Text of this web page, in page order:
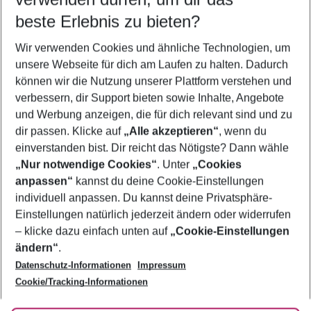
5-8 Nächte
2 Erwachsene Keine Kinder
Mehr Filter anzeigen
Footer
Footer navigation
Über uns
AGB
Bestpreisgarantie
Cookie-Einstellungen ändern
Cookie-Richtlinie
Agenturbetreuung
Barrierefreies Reisen
Folge uns
beste Erlebnis zu bieten?
Wir verwenden Cookies und ähnliche Technologien, um
unsere Webseite für dich am Laufen zu halten. Dadurch
können wir die Nutzung unserer Plattform verstehen und
verbessern, dir Support bieten sowie Inhalte, Angebote
und Werbung anzeigen, die für dich relevant sind und zu
dir passen. Klicke auf „Alle akzeptieren“, wenn du
einverstanden bist. Dir reicht das Nötigste? Dann wähle
„Nur notwendige Cookies“. Unter „Cookies
anpassen“ kannst du deine Cookie-Einstellungen
individuell anpassen. Du kannst deine Privatsphäre-
Einstellungen natürlich jederzeit ändern oder widerrufen
– klicke dazu einfach unten auf „Cookie-Einstellungen
ändern“.
Datenschutz-Informationen
Impressum
Cookie/Tracking-Informationen